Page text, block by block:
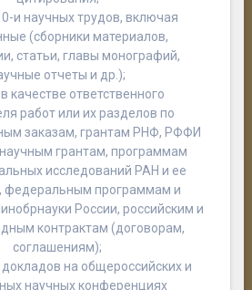
и научных трудов, включая
(сборники материалов,
статьи, главы монографий,
отчеты и др.);
качестве ответственного
работ или их разделов по
заказам, грантам РНФ, РФФИ
грантам, программам
исследований РАН и ее
федеральным программам и
России, российским и
контрактам (договорам,
соглашениям);
на общероссийских и
научных конференциях